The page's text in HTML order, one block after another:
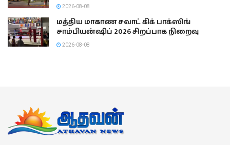
2026-08-08
மத்திய மாகாண சவாட் கிக் பாக்ஸிங்
சாம்பியன்ஷிப் 2026 சிறப்பாக நிறைவு
2026-08-08